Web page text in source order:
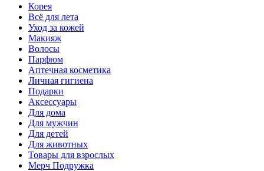
Корея
Всё для лета
Уход за кожей
Макияж
Волосы
Парфюм
Аптечная косметика
Личная гигиена
Подарки
Аксессуары
Для дома
Для мужчин
Для детей
Для животных
Товары для взрослых
Мерч Подружка